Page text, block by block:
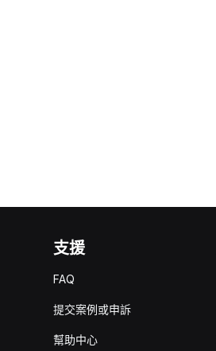
支援
FAQ
提交案例或申訴
幫助中心